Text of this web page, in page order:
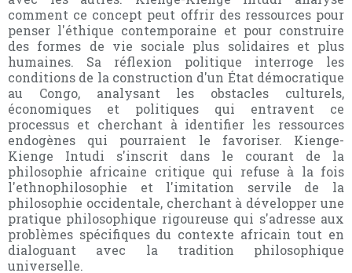
comment ce concept peut offrir des ressources pour
penser l'éthique contemporaine et pour construire
des formes de vie sociale plus solidaires et plus
humaines. Sa réflexion politique interroge les
conditions de la construction d'un État démocratique
au Congo, analysant les obstacles culturels,
économiques et politiques qui entravent ce
processus et cherchant à identifier les ressources
endogènes qui pourraient le favoriser. Kienge-
Kienge Intudi s'inscrit dans le courant de la
philosophie africaine critique qui refuse à la fois
l'ethnophilosophie et l'imitation servile de la
philosophie occidentale, cherchant à développer une
pratique philosophique rigoureuse qui s'adresse aux
problèmes spécifiques du contexte africain tout en
dialoguant avec la tradition philosophique
universelle.